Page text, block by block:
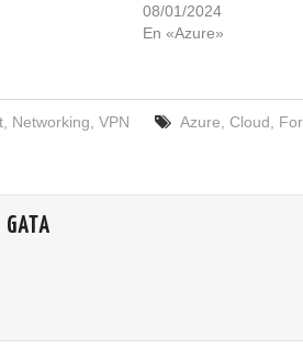
08/01/2024
En «Azure»
Networking ,VPN Azure Cloud
GATA